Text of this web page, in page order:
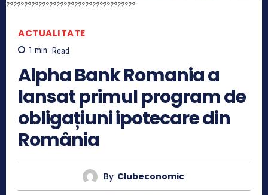
????????????????????????????????????
ACTUALITATE
1 min. Read
Alpha Bank Romania a
lansat primul program de
obligațiuni ipotecare din
România
By Clubeconomic